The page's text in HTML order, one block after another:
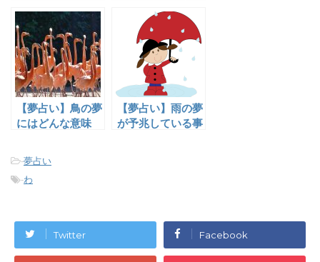
【夢占い】鳥の夢
にはどんな意味
【夢占い】雨の夢
が予兆している事
-夢占い
-わ
Twitter Facebook